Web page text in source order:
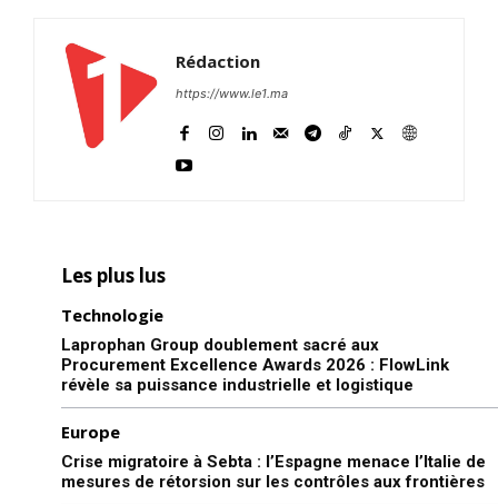
Rédaction
https://www.le1.ma
Les plus lus
Technologie
Laprophan Group doublement sacré aux
Procurement Excellence Awards 2026 : FlowLink
révèle sa puissance industrielle et logistique
Europe
Crise migratoire à Sebta : l’Espagne menace l’Italie de
mesures de rétorsion sur les contrôles aux frontières